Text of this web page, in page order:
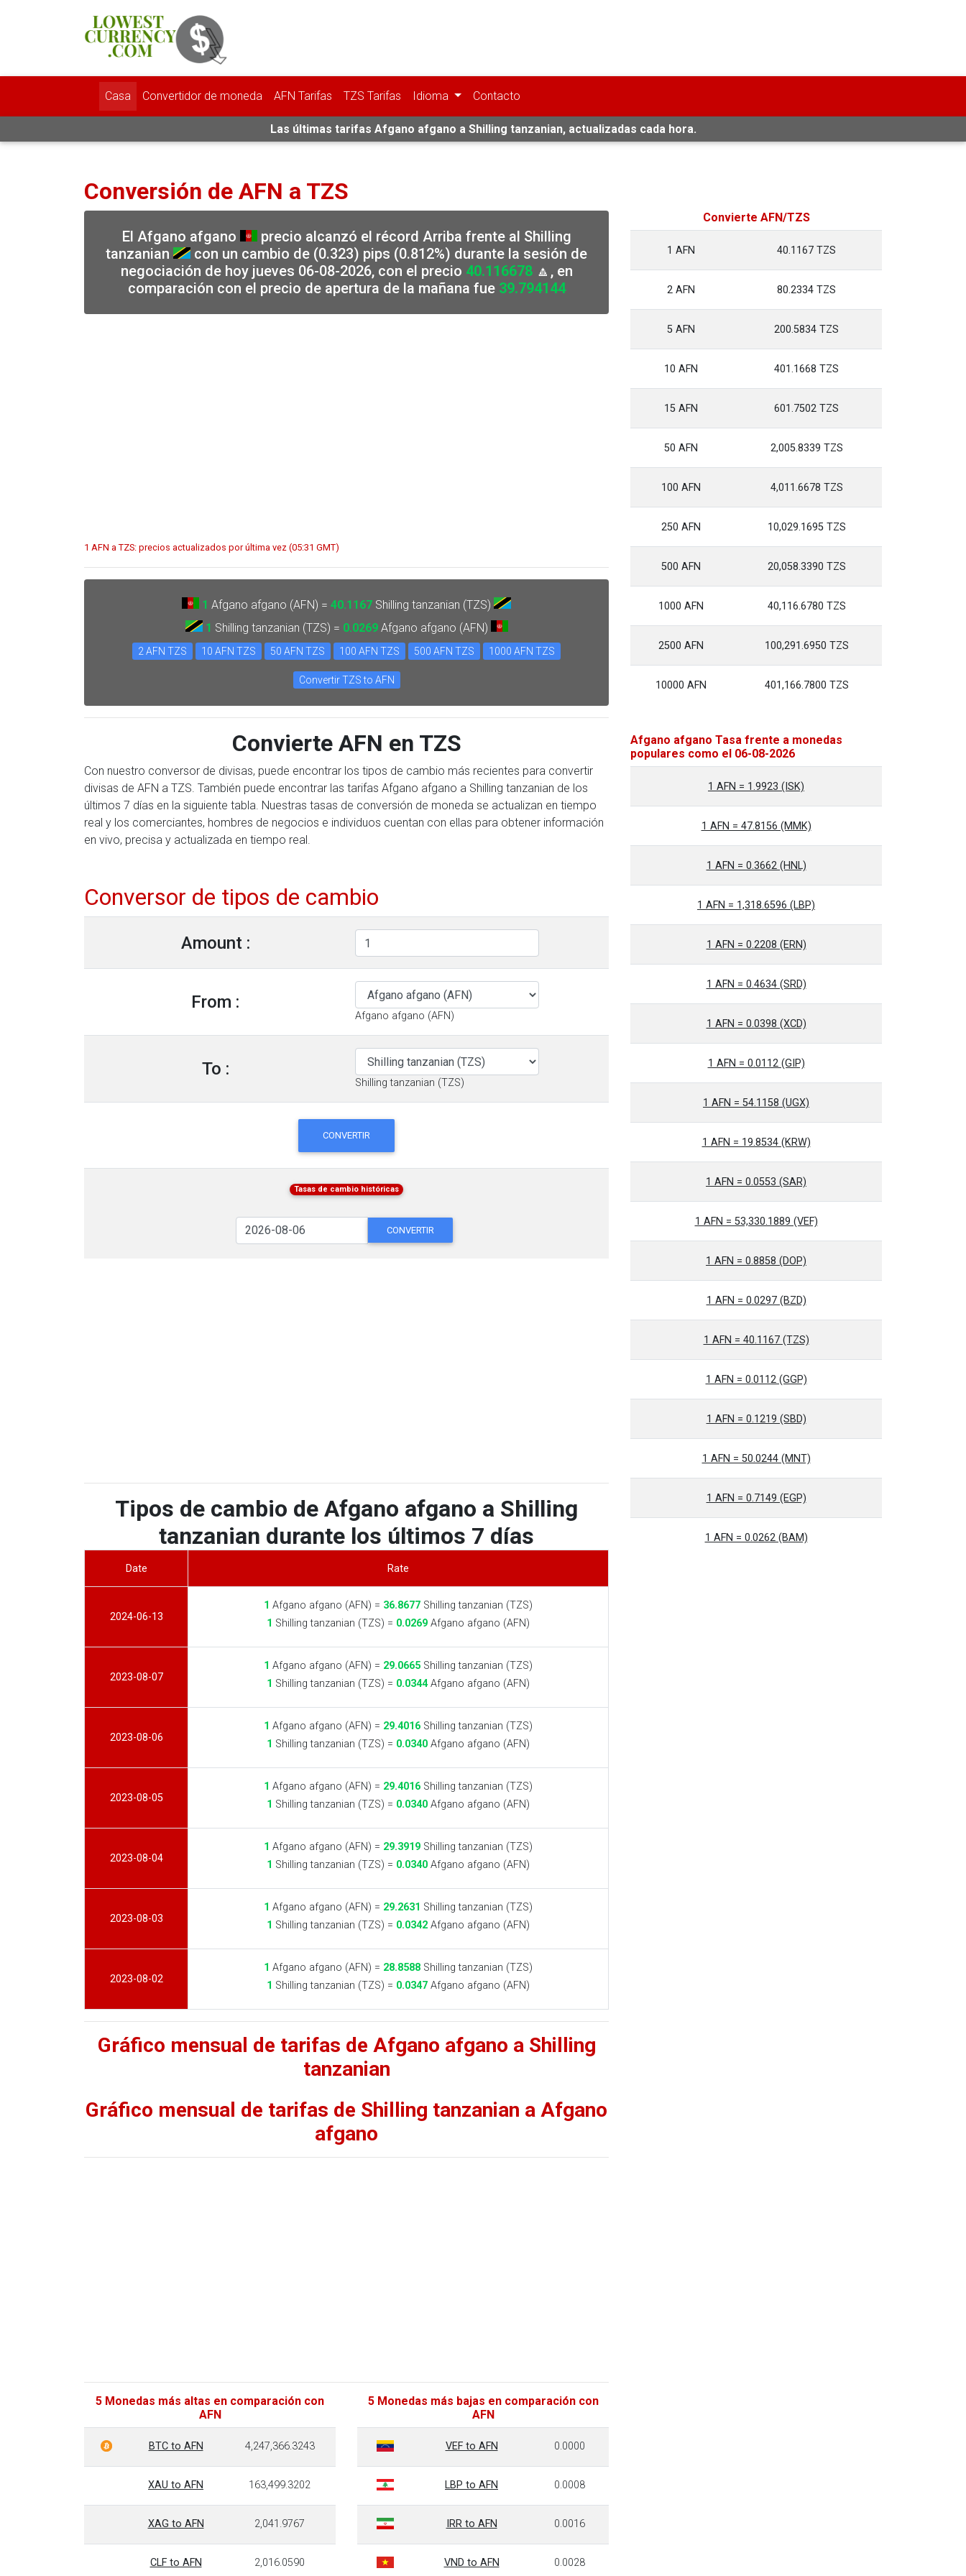
Casa Convertidor de moneda AFN Tarifas TZS Tarifas Idioma Contacto
Las últimas tarifas Afgano afgano a Shilling tanzanian, actualizadas cada hora.
Conversión de AFN a TZS
El Afgano afgano
precio alcanzó el récord Arriba frente al Shilling
tanzanian
con un cambio de (0.323) pips (0.812%) durante la sesión de
negociación de hoy jueves 06-08-2026, con el precio 40.116678🔼, en
comparación con el precio de apertura de la mañana fue 39.794144
1 AFN a TZS: precios actualizados por última vez (05:31 GMT)
1 Afgano afgano (AFN) = 40.1167 Shilling tanzanian (TZS)
1 Shilling tanzanian (TZS) = 0.0269Afgano afgano (AFN)
2 AFN TZS 10 AFN TZS 50 AFN TZS 100 AFN TZS 500 AFN TZS 1000 AFN TZS
Convertir TZS to AFN
Convierte AFN en TZS
Con nuestro conversor de divisas, puede encontrar los tipos de cambio más recientes para convertir
divisas de AFN a TZS. También puede encontrar las tarifas Afgano afgano a Shilling tanzanian de los
últimos 7 días en la siguiente tabla. Nuestras tasas de conversión de moneda se actualizan en tiempo
real y los comerciantes, hombres de negocios e individuos cuentan con ellas para obtener información
en vivo, precisa y actualizada en tiempo real.
Conversor de tipos de cambio
Amount :
From :
Afgano afgano (AFN)
To :
Shilling tanzanian (TZS)
CONVERTIR
Tasas de cambio históricas
CONVERTIR
Tipos de cambio de Afgano afgano a Shilling
tanzanian durante los últimos 7 días
Date Rate
2024-06-13
1 Afgano afgano (AFN) = 36.8677 Shilling tanzanian (TZS)
1 Shilling tanzanian (TZS) = 0.0269 Afgano afgano (AFN)
2023-08-07
1 Afgano afgano (AFN) = 29.0665 Shilling tanzanian (TZS)
1 Shilling tanzanian (TZS) = 0.0344Afgano afgano (AFN)
2023-08-06
1 Afgano afgano (AFN) = 29.4016 Shilling tanzanian (TZS)
1 Shilling tanzanian (TZS) = 0.0340 Afgano afgano (AFN)
2023-08-05
1 Afgano afgano (AFN) = 29.4016 Shilling tanzanian (TZS)
1 Shilling tanzanian (TZS) = 0.0340 Afgano afgano (AFN)
2023-08-04
1 Afgano afgano (AFN) = 29.3919 Shilling tanzanian (TZS)
1 Shilling tanzanian (TZS) = 0.0340 Afgano afgano (AFN)
2023-08-03
1 Afgano afgano (AFN) = 29.2631 Shilling tanzanian (TZS)
1 Shilling tanzanian (TZS) = 0.0342 Afgano afgano (AFN)
2023-08-02
1 Afgano afgano (AFN) = 28.8588 Shilling tanzanian (TZS)
1 Shilling tanzanian (TZS) = 0.0347 Afgano afgano (AFN)
Gráfico mensual de tarifas de Afgano afgano a Shilling
tanzanian
Gráfico mensual de tarifas de Shilling tanzanian a Afgano
afgano
5 Monedas más altas en comparación con
AFN
BTC to AFN 4,247,366.3243
XAU to AFN 163,499.3202
XAG to AFN 2,041.9767
CLF to AFN 2,016.0590
5 Monedas más bajas en comparación con
AFN
VEF to AFN 0.0000
LBP to AFN 0.0008
IRR to AFN 0.0016
VND to AFN 0.0028
Convierte AFN/TZS
1 AFN 40.1167 TZS
2 AFN 80.2334 TZS
5 AFN 200.5834 TZS
10 AFN 401.1668 TZS
15 AFN 601.7502 TZS
50 AFN 2,005.8339 TZS
100 AFN 4,011.6678 TZS
250 AFN 10,029.1695 TZS
500 AFN 20,058.3390 TZS
1000 AFN 40,116.6780 TZS
2500 AFN 100,291.6950 TZS
10000 AFN 401,166.7800 TZS
Afgano afgano Tasa frente a monedas
populares como el 06-08-2026
1 AFN = 1.9923 (ISK)
1 AFN = 47.8156 (MMK)
1 AFN = 0.3662 (HNL)
1 AFN = 1,318.6596 (LBP)
1 AFN = 0.2208 (ERN)
1 AFN = 0.4634 (SRD)
1 AFN = 0.0398 (XCD)
1 AFN = 0.0112 (GIP)
1 AFN = 54.1158 (UGX)
1 AFN = 19.8534 (KRW)
1 AFN = 0.0553 (SAR)
1 AFN = 53,330.1889 (VEF)
1 AFN = 0.8858 (DOP)
1 AFN = 0.0297 (BZD)
1 AFN = 40.1167 (TZS)
1 AFN = 0.0112 (GGP)
1 AFN = 0.1219 (SBD)
1 AFN = 50.0244 (MNT)
1 AFN = 0.7149 (EGP)
1 AFN = 0.0262 (BAM)